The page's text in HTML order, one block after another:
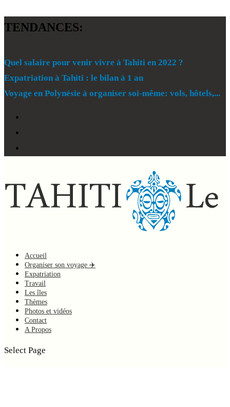
TENDANCES:
Quel salaire pour venir vivre à Tahiti en 2022 ?
Expatriation à Tahiti : le bilan à 1 an
Voyage en Polynésie à organiser soi-même: vols, hôtels,...
Accueil
Organiser son voyage ✈️
Expatriation
Travail
Les îles
Thèmes
Photos et vidéos
Contact
A Propos
Select Page